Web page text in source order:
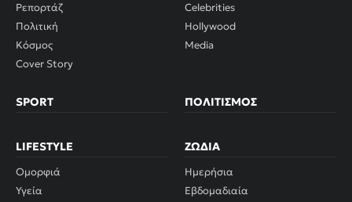
Ρεπορτάζ
Πολιτική
Κόσμος
Cover Story
Celebrities
Hollywood
Media
SPORT ΠΟΛΙΤΙΣΜΌΣ
LIFESTYLE
Ομορφιά
Υγεία
ΖΏΔΙΑ
Ημερήσια
Εβδομαδιαία